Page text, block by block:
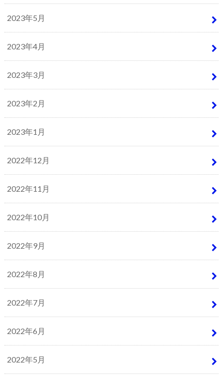
2023年5月
2023年4月
2023年3月
2023年2月
2023年1月
2022年12月
2022年11月
2022年10月
2022年9月
2022年8月
2022年7月
2022年6月
2022年5月